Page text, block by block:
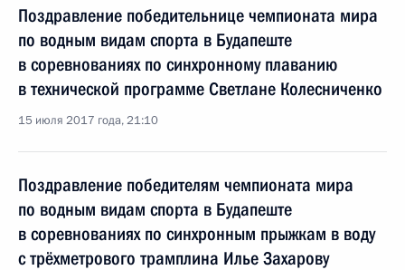
Поздравление победительнице чемпионата мира
по водным видам спорта в Будапеште
в соревнованиях по синхронному плаванию
в технической программе Светлане Колесниченко
15 июля 2017 года, 21:10
Поздравление победителям чемпионата мира
по водным видам спорта в Будапеште
в соревнованиях по синхронным прыжкам в воду
с трёхметрового трамплина Илье Захарову